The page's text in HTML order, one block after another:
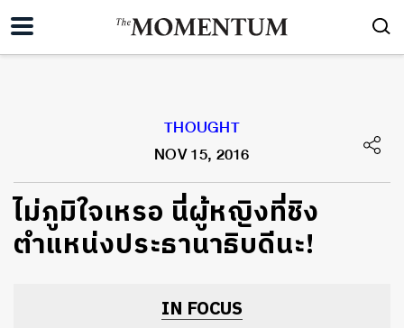
THOUGHT
NOV 15, 2016
ไม่ภูมิใจเหรอ นี่ผู้หญิงที่ชิง
ตำแหน่งประธานาธิบดีนะ!
IN FOCUS